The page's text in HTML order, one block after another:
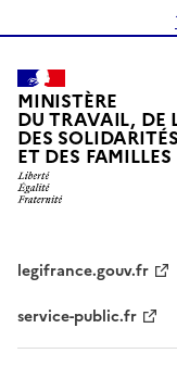
MINISTÈRE
DU TRAVAIL, DE
DES SOLIDARITÉS
ET DES FAMILLES
legifrance.gouv.fr
service-public.fr